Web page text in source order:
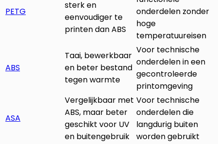
PETG
sterk en
eenvoudiger te
printen dan ABS
onderdelen zonder
hoge
temperatuureisen
ABS
Taai, bewerkbaar
en beter bestand
tegen warmte
Voor technische
onderdelen in een
gecontroleerde
printomgeving
ASA
Vergelijkbaar met
ABS, maar beter
geschikt voor UV
en buitengebruik
Voor technische
onderdelen die
langdurig buiten
worden gebruikt